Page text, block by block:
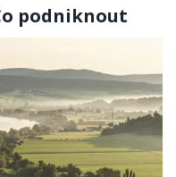
podniknout